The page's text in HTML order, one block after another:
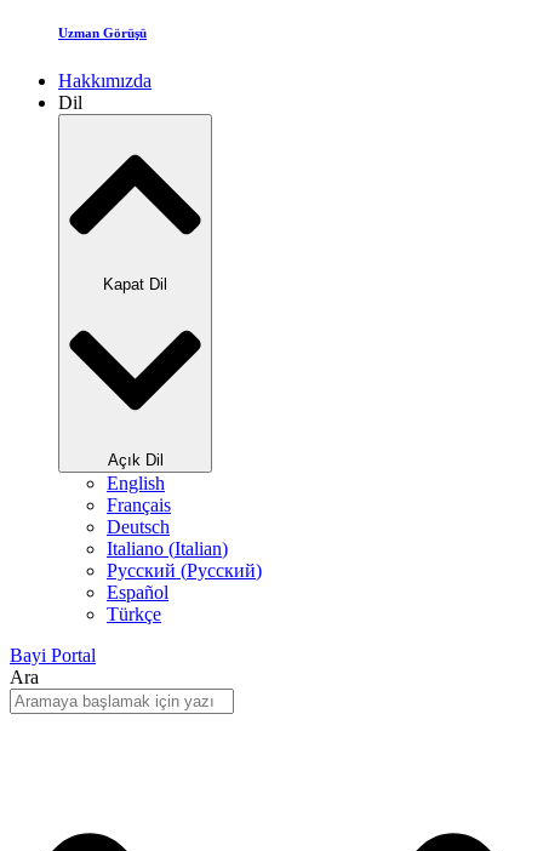
Uzman Görüşü
Hakkımızda
Dil
Kapat Dil
Açık Dil
English
Français
Deutsch
Italiano (Italian)
Русский (Pусский)
Español
Türkçe
Bayi Portal
Ara